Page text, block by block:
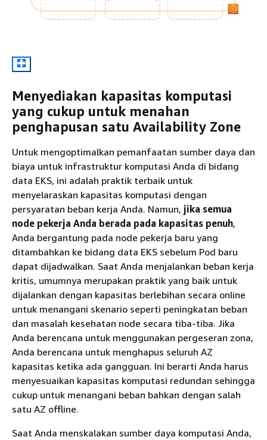
Menyediakan kapasitas komputasi
yang cukup untuk menahan
penghapusan satu Availability Zone
Untuk mengoptimalkan pemanfaatan sumber daya dan
biaya untuk infrastruktur komputasi Anda di bidang
data EKS, ini adalah praktik terbaik untuk
menyelaraskan kapasitas komputasi dengan
persyaratan beban kerja Anda. Namun, jika semua
node pekerja Anda berada pada kapasitas penuh,
Anda bergantung pada node pekerja baru yang
ditambahkan ke bidang data EKS sebelum Pod baru
dapat dijadwalkan. Saat Anda menjalankan beban kerja
kritis, umumnya merupakan praktik yang baik untuk
dijalankan dengan kapasitas berlebihan secara online
untuk menangani skenario seperti peningkatan beban
dan masalah kesehatan node secara tiba-tiba. Jika
Anda berencana untuk menggunakan pergeseran zona,
Anda berencana untuk menghapus seluruh AZ
kapasitas ketika ada gangguan. Ini berarti Anda harus
menyesuaikan kapasitas komputasi redundan sehingga
cukup untuk menangani beban bahkan dengan salah
satu AZ offline.
Saat Anda menskalakan sumber daya komputasi Anda,